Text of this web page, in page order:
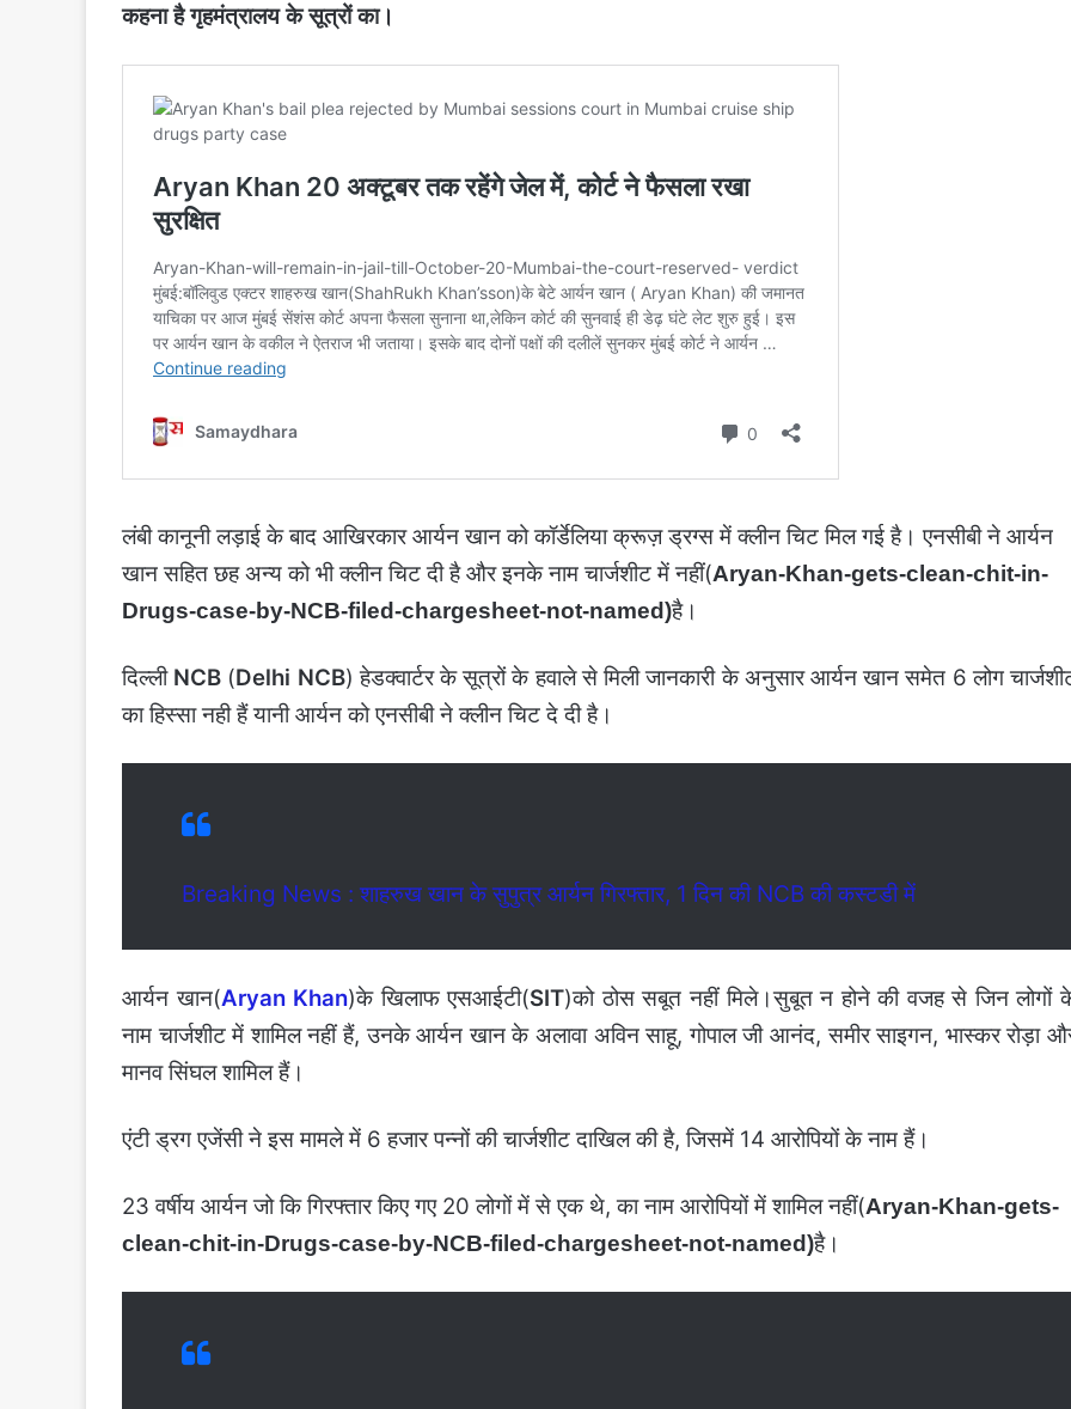
कहना है गृहमंत्रालय के सूत्रों का।
लंबी कानूनी लड़ाई के बाद आखिरकार आर्यन खान को कॉर्डेलिया क्रूज़ ड्रग्‍स में क्लीन चिट मिल गई है। एनसीबी ने आर्यन
खान सहित छह अन्य को भी क्लीन चिट दी है और इनके नाम चार्जशीट में नहीं(Aryan-Khan-gets-clean-chit-in-
Drugs-case-by-NCB-filed-chargesheet-not-named)है।
दिल्ली NCB (Delhi NCB) हेडक्वार्टर के सूत्रों के हवाले से मिली जानकारी के अनुसार आर्यन खान समेत 6 लोग
का हिस्सा नही हैं यानी आर्यन को एनसीबी ने क्‍लीन चिट दे दी है।
Breaking News : शाहरुख खान के सुपुत्र आर्यन गिरफ्तार, 1 दिन की NCB की कस्टडी में
आर्यन खान(Aryan Khan)के खिलाफ एसआईटी(SIT)को ठोस सबूत नहीं मिले।सुबूत न होने की वजह से जिन लोगों
नाम चार्जशीट में शामिल नहीं हैं, उनके आर्यन खान के अलावा अविन साहू, गोपाल जी आनंद, समीर साइगन, भास्‍कर रोड़ा
मानव सिंघल शामिल हैं।
एंटी ड्रग एजेंसी ने इस मामले में 6 हजार पन्‍नों की चार्जशीट दाखिल की है, जिसमें 14 आरोपियों के नाम हैं।
23 वर्षीय आर्यन जो कि गिरफ्तार किए गए 20 लोगों में से एक थे, का नाम आरोपियों में शामिल नहीं(Aryan-Khan-gets-
clean-chit-in-Drugs-case-by-NCB-filed-chargesheet-not-named)है।